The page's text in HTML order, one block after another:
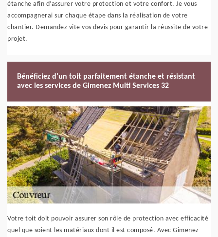
étanche afin d’assurer votre protection et votre confort. Je vous
accompagnerai sur chaque étape dans la réalisation de votre
chantier. Demandez vite vos devis pour garantir la réussite de votre
projet.
Bénéficiez d’un toit parfaitement étanche et résistant
avec les services de Gimenez Multi Services 32
Votre toit doit pouvoir assurer son rôle de protection avec efficacité
quel que soient les matériaux dont il est composé. Avec Gimenez